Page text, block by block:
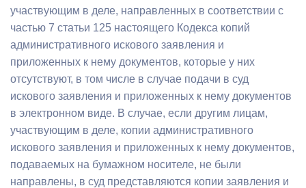
участвующим в деле, направленных в соответствии с
частью 7 статьи 125 настоящего Кодекса копий
административного искового заявления и
приложенных к нему документов, которые у них
отсутствуют, в том числе в случае подачи в суд
искового заявления и приложенных к нему документов
в электронном виде. В случае, если другим лицам,
участвующим в деле, копии административного
искового заявления и приложенных к нему документов,
подаваемых на бумажном носителе, не были
направлены, в суд представляются копии заявления и